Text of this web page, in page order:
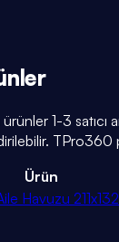
ürünler 1-3
Ürün
Havuzu